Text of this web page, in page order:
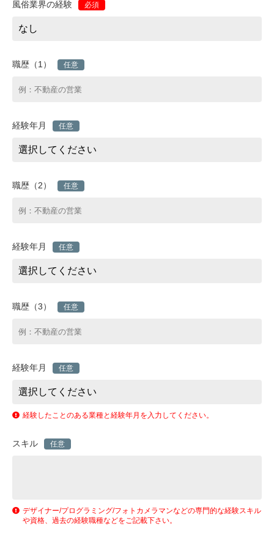
風俗業界の経験 必須
職歴（1） 任意
経験年月 任意
職歴（2） 任意
経験年月 任意
職歴（3） 任意
経験年月 任意
経験したことのある業種と経験年月を入力してください。
スキル 任意
デザイナー/プログラミング/フォトカメラマンなどの専門的な経験スキル
や資格、過去の経験職種などをご記載下さい。